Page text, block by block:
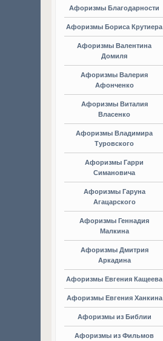
Афоризмы Благодарности
Афоризмы Бориса Крутиера
Афоризмы Валентина
Домиля
Афоризмы Валерия
Афонченко
Афоризмы Виталия
Власенко
Афоризмы Владимира
Туровского
Афоризмы Гарри
Симановича
Афоризмы Гаруна
Агацарского
Афоризмы Геннадия
Малкина
Афоризмы Дмитрия
Аркадина
Афоризмы Евгения Кащеева
Афоризмы Евгения Ханкина
Афоризмы из Библии
Афоризмы из Фильмов